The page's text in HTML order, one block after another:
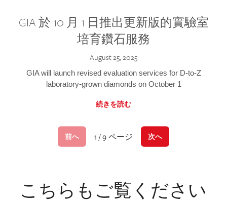
GIA 於 10 月 1 日推出更新版的實驗室
培育鑽石服務
August 25, 2025
GIA will launch revised evaluation services for D-to-Z
laboratory-grown diamonds on October 1
続きを読む
前へ 1 / 9 ページ 次へ
こちらもご覧ください